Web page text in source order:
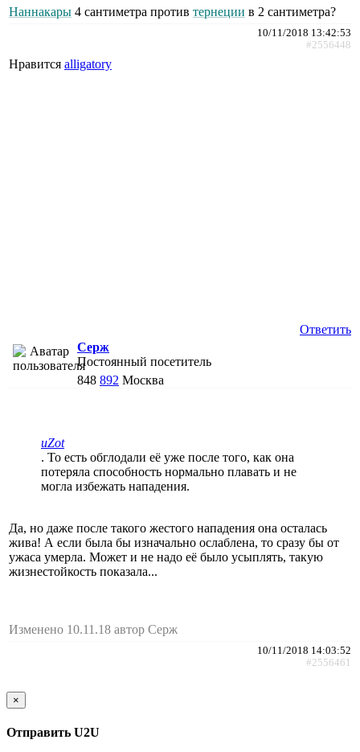
Наннакары 4 сантиметра против тернеции в 2 сантиметра?
10/11/2018 13:42:53
#2556448
Нравится alligatory
Ответить
Cepж
Постоянный посетитель
848 892 Москва
uZot
. То есть обглодали её уже после того, как она
потеряла способность нормально плавать и не
могла избежать нападения.
Да, но даже после такого жестого нападения она осталась
жива! А если была бы изначально ослаблена, то сразу бы от
ужаса умерла. Может и не надо её было усыплять, такую
жизнестойкость показала...
Изменено 10.11.18 автор Cepж
10/11/2018 14:03:52
#2556461
×
Отправить U2U